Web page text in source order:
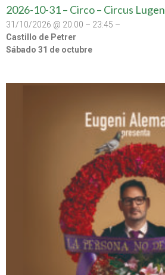
2026-10-31 – Circo – Circus Lugen
31/10/2026 @ 20:00 – 23:45 –
Castillo de Petrer
Sábado 31 de octubre